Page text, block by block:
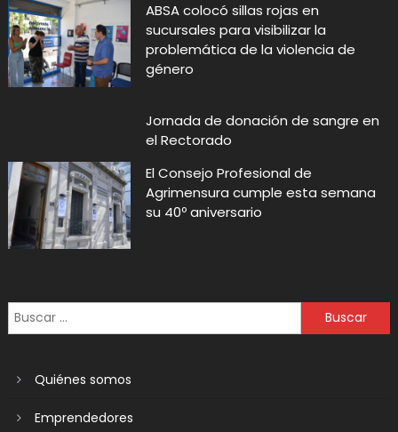
ABSA colocó sillas rojas en
sucursales para visibilizar la
problemática de la violencia de
género
Jornada de donación de sangre en
el Rectorado
El Consejo Profesional de
Agrimensura cumple esta semana
su 40º aniversario
Quiénes somos
Emprendedores